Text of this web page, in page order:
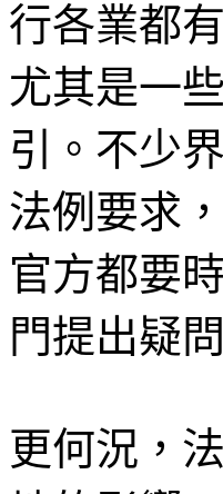
行各業都
尤其是一
引。不少
法例要求
官方都要
門提出疑
更何況，